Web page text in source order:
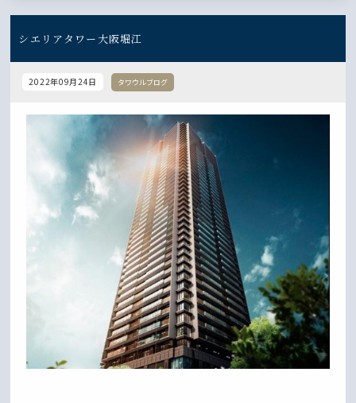
シエリアタワー大阪堀江
2022年09月24日 タワウルブログ